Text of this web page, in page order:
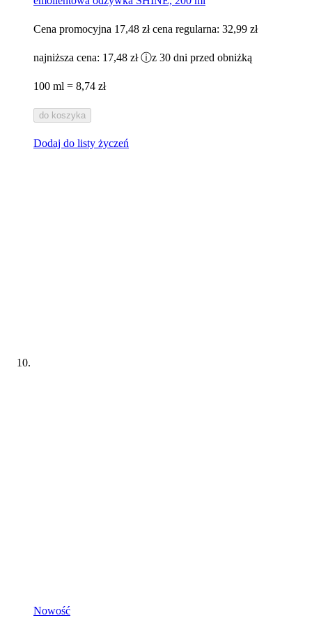
Cena promocyjna 17,48 zł cena regularna: 32,99 zł
najniższa cena: 17,48 zł ⓘz 30 dni przed obniżką
100 ml = 8,74 zł
do koszyka
Dodaj do listy życzeń
Nowość